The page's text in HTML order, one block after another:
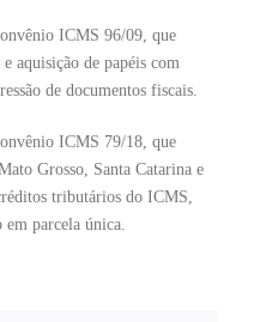
ICMS 96/09, que
aquisição de papéis com
de documentos fiscais.
ICMS 79/18, que
Grosso, Santa Catarina e
tributários do ICMS,
em parcela única.